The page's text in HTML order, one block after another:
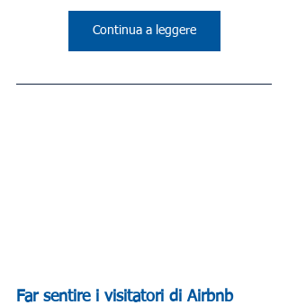
Continua a leggere
Far sentire i visitatori di Airbnb